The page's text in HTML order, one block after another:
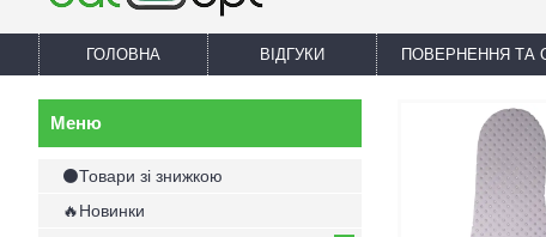
ГОЛОВНА ВІДГУКИ ПОВЕРНЕННЯ ТА
⚫Товари зі знижкою
🔥Новинки